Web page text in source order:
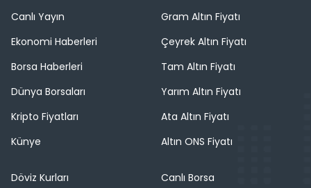
Canlı Yayın
Ekonomi Haberleri
Borsa Haberleri
Dünya Borsaları
Kripto Fiyatları
Künye
Gram Altın Fiyatı
Çeyrek Altın Fiyatı
Tam Altın Fiyatı
Yarım Altın Fiyatı
Ata Altın Fiyatı
Altın ONS Fiyatı
Döviz Kurları
Canlı Borsa